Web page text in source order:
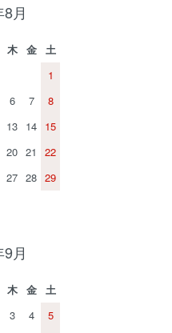
月
木 金
土
1
6 7
8
13 14 15
20 21
22
27 28 29
月
木 金
土
3 4
5